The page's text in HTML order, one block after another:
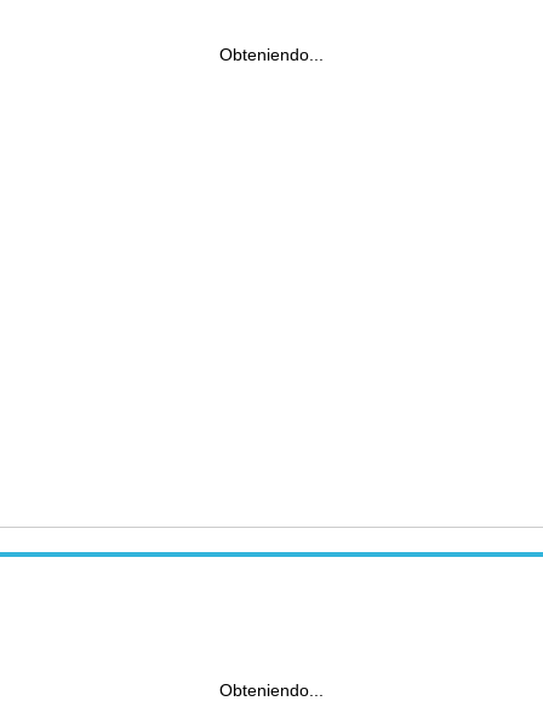
Obteniendo...
Obteniendo...